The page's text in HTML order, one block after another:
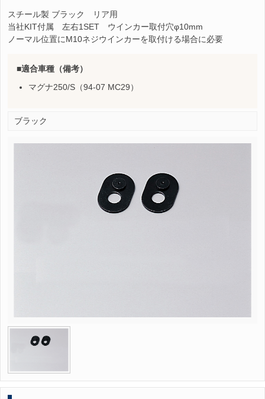
スチール製 ブラック リア用
当社KIT付属 左右1SET ウインカー取付穴φ10mm
ノーマル位置にM10ネジウインカーを取付ける場合に必要
適合車種（備考）
マグナ250/S（94-07 MC29）
ブラック